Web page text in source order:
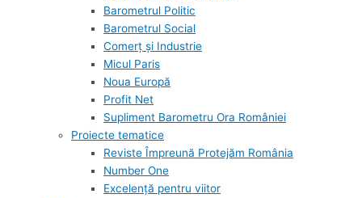
Barometrul Politic
Barometrul Social
Comerț și Industrie
Micul Paris
Noua Europă
Profit Net
Supliment Barometru Ora României
Proiecte tematice
Reviste Împreună Protejăm România
Number One
Excelență pentru viitor